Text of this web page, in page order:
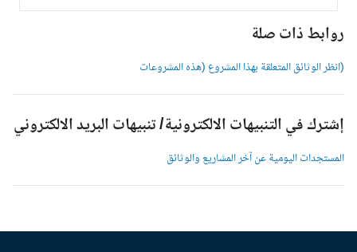
روابط ذات صلة
(انظر الوثائق المتعلقة بهذا المشروع (هذه المشروعات
إشترك في التنبيهات الالكترونية/ تنبيهات البريد الالكتروني
المستجدات اليومية عن آخر المشاريع والوثائق